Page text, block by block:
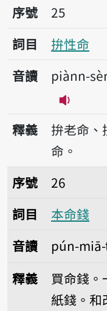
序號25拚性命
序號
25
詞目
拚性命
音讀
piànn-
播放
釋義
拚老命、
命。
序號26本命錢
序號
26
詞目
本命錢
音讀
pún-
釋義
買命錢
紙錢。和